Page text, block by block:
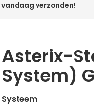
vandaag verzonden!
Asterix-
System)
Systeem